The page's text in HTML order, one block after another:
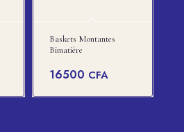
Baskets Montantes
Bimatière
16500 CFA